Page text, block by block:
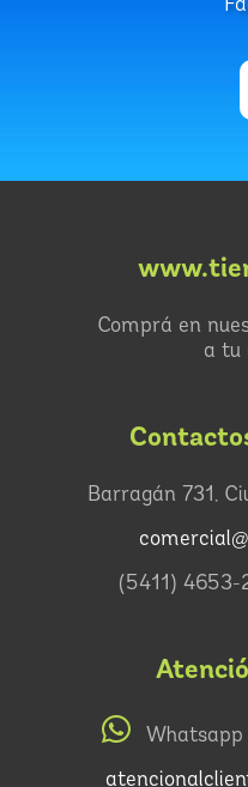
Comprá en
a tu
Barragán 731,
(5411)
Whatsapp